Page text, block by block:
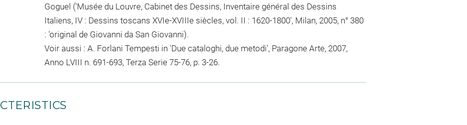
Goguel ('Musée du Louvre, Cabinet des Dessins, Inventaire général des Dessins
Italiens, IV : Dessins toscans XVIe-XVIIIe siècles, vol. II : 1620-1800', Milan, 2005, n° 380
: 'original de Giovanni da San Giovanni).
Voir aussi : A. Forlani Tempesti in 'Due cataloghi, due metodi', Paragone Arte, 2007,
Anno LVIII n. 691-693, Terza Serie 75-76, p. 3-26.